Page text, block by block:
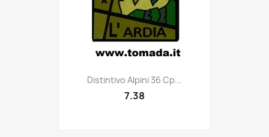
Quick view
Distintivo Alpini 36 Cp...
7.38